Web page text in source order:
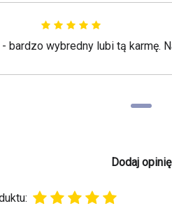
bardzo wybredny lubi tą karmę.
Dodaj opinię